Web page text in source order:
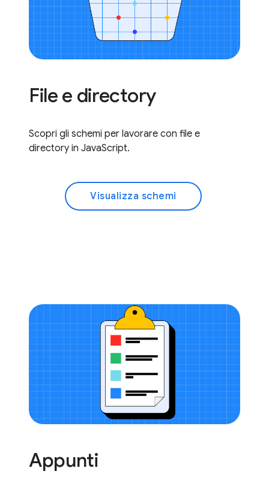
File e directory
Scopri gli schemi per lavorare con file e
directory in JavaScript.
Visualizza schemi
Appunti